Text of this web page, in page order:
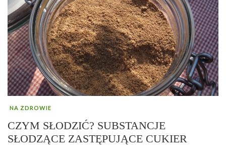
NA ZDROWIE
CZYM SŁODZIĆ? SUBSTANCJE
SŁODZĄCE ZASTĘPUJĄCE CUKIER